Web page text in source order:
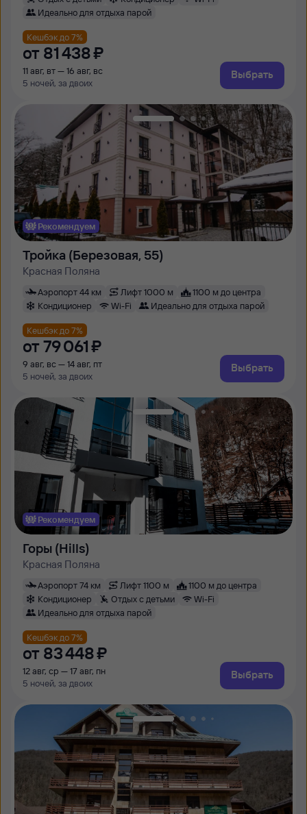
Идеально для отдыха парой
Кешбэк до 7%
от 81 ⁠438 ⁠₽
11 авг, вт — 16 авг, вс
5 ночей, за двоих
Выбрать
Рекомендуем
Тройка (Березовая, 55)
Красная Поляна
Аэропорт 44 км Лифт 1000 м
1100 м до центра
Кондиционер
Wi-Fi Идеально для отдыха парой
Кешбэк до 7%
от 79 ⁠061 ⁠₽
9 авг, вс — 14 авг, пт
5 ночей, за двоих
Выбрать
Рекомендуем
Горы (Hills)
Красная Поляна
Аэропорт 74 км Лифт 1100 м
1100 м до центра
Кондиционер
Отдых с детьми
Wi-Fi
Идеально для отдыха парой
Кешбэк до 7%
от 83 ⁠448 ⁠₽
12 авг, ср — 17 авг, пн
5 ночей, за двоих
Выбрать